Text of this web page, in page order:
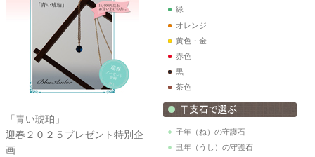
「青い琥珀」
迎春２０２５プレゼント特別企
画
緑
オレンジ
黄色・金
赤色
黒
茶色
子年（ね）の守護石
丑年（うし）の守護石